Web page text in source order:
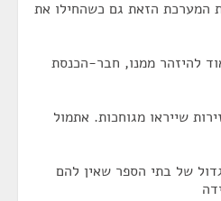
המערכת הזאת גם כשהחילו את
להיזהר ממנו, חבר-הכנסת
שייראו מגוחכות. אתמול
של בתי הספר שאין להם